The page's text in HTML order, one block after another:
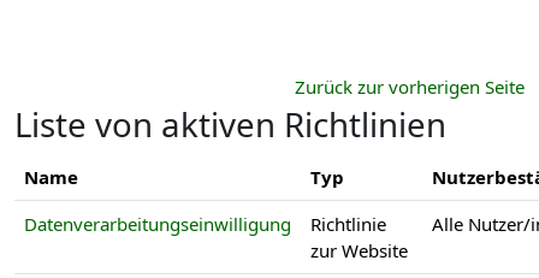
Zurück zur vorherigen Seite
Liste von aktiven Richtlinien
Name Typ
Datenverarbeitungseinwilligung
Richtlinie
zur Website
Alle Nutzer/